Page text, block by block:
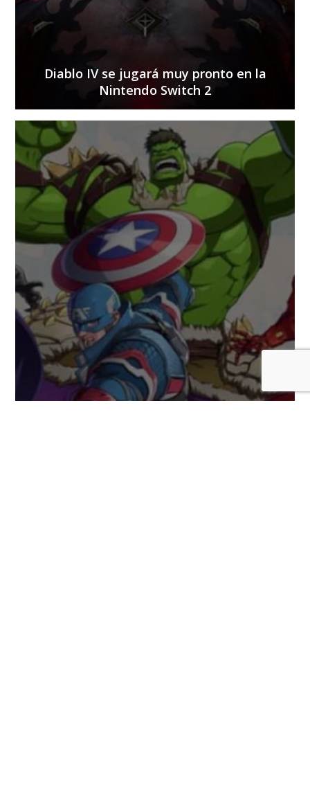
Diablo IV se jugará muy pronto en la
Nintendo Switch 2